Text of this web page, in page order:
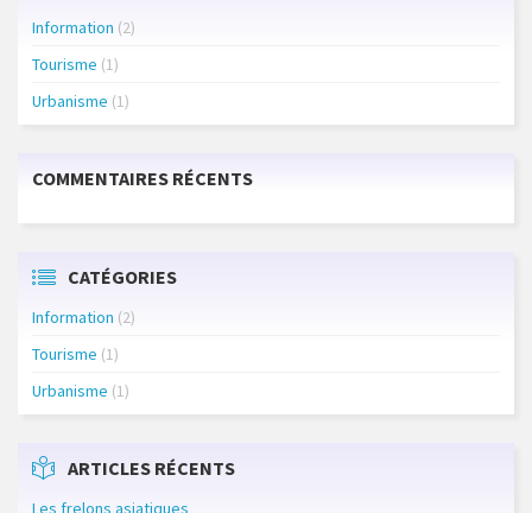
Information (2)
Tourisme (1)
Urbanisme (1)
COMMENTAIRES RÉCENTS
CATÉGORIES
Information (2)
Tourisme (1)
Urbanisme (1)
ARTICLES RÉCENTS
Les frelons asiatiques